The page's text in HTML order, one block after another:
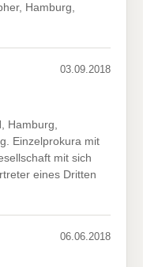
Hamburg,
03.09.2018
Hamburg,
Einzelprokura mit
mit sich
eines Dritten
06.06.2018